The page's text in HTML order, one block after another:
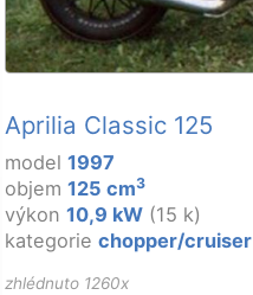
Aprilia Classic 125
model 1997
objem 125 cm3
výkon 10,9 kW (15 k)
kategorie chopper/cruiser
zhlédnuto 1260x